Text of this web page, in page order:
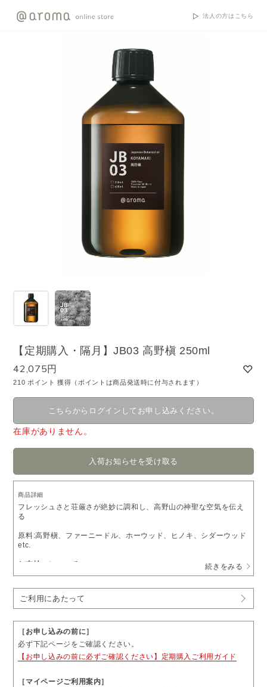
法人の方はこちら
【定期購入・隔月】JB03 高野槇 250ml
42,075円
210 ポイント 獲得（ポイントは商品発送時に付与されます）
こちらからログインしてお申し込みください。
在庫がありません。
入荷お知らせを受け取る
商品詳細
フレッシュさと荘厳さが絶妙に調和し、高野山の神聖な空気を伝え
る
原料:高野槇、ファーニードル、ホーウッド、ヒノキ、シダーウッド
etc.
お支払いについて
・送料無料
定期購入 15%OFF
・お届け日の11営業日前まで、「マイページ」よりお届け日やお届
け先をご変更いただけます。
・お届け頻度やコースのご変更および解約については、毎月コース
は3回分、隔月コースは2回分のお届け完了後、「マイページ」より
お手続きいただけます。
続きをみる
ご利用にあたって
［お申し込みの前に］
必ず下記ページをご確認ください。
【お申し込みの前に必ずご確認ください】定期購入ご利用ガイド
［マイページご利用案内］